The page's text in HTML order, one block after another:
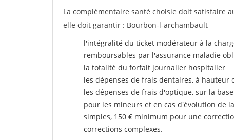
La complémentaire santé choisie doit satisfaire
elle doit garantir : Bourbon-l-archambault
l'intégralité du ticket modérateur à la
remboursables par l'assurance maladie
la totalité du forfait journalier hospitalier
les dépenses de frais dentaires, à hauteur
les dépenses de frais d'optique, sur la
pour les mineurs et en cas d'évolution de
simples, 150 € minimum pour une
corrections complexes.